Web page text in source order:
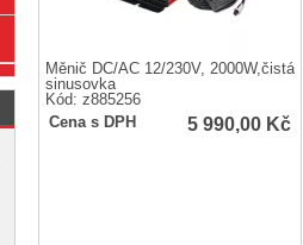
Měnič DC/AC 12/230V, 2000W,čistá
sinusovka
Kód: z885256
Cena s DPH
5 990,00 Kč